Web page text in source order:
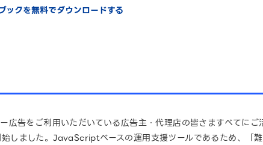
ックを無料でダウンロードする
告をご利用いただいている広告主・代理店の皆さますべてに
しました。JavaScriptベースの運用支援ツールであるため、「